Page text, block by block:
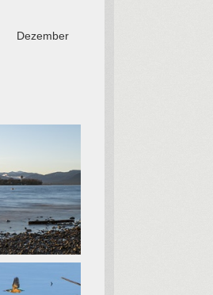
Dezember